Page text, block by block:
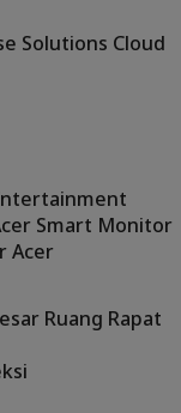
Solutions Cloud
Smart Monitor
Acer
Ruang Rapat